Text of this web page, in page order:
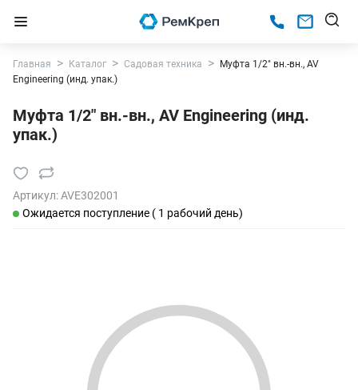
Главная Каталог Садовая техника
Муфта 1/2" вн.-вн., AV
Engineering (инд. упак.)
Муфта 1/2" вн.-вн., AV Engineering (инд.
упак.)
Артикул:AVE302001
Ожидается поступление ( 1 рабочий день)